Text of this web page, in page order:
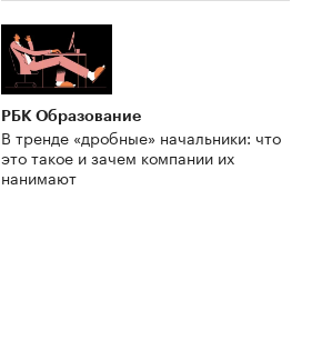
РБК Образование
В тренде «дробные» начальники: что
это такое и зачем компании их
нанимают